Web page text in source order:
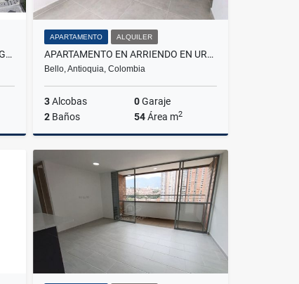
ALQUILO CASA EN LA PAMPA FUSAGASUGA
APARTAMENTO ALQUILER
APARTAMENTO EN ARRIENDO EN URBANIZACIÓN SENDERO SILVESTRE
Bello, Antioquia, Colombia
3Alcobas 0Garaje
2 Baños 54Área m2
Alquiler
$1.700.000